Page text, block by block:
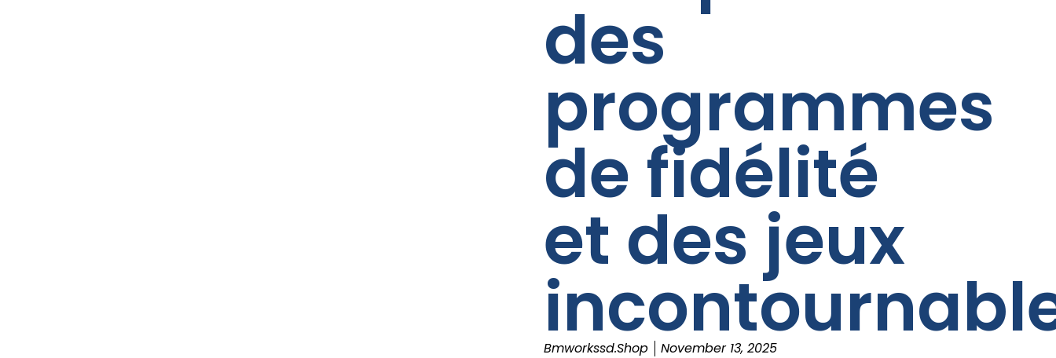
des
programmes
de fidélité
et des jeux
Bmworkssd.shop November 13, 2025